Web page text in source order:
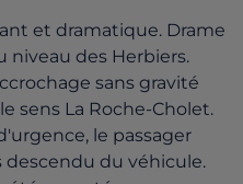
et dramatique. Drame
niveau des Herbiers.
sans gravité
sens La Roche-Cholet.
le passager
descendu du véhicule.